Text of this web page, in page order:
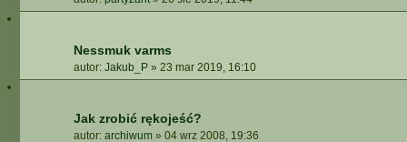
Nessmuk varms
autor: Jakub_P » 23 mar 2019, 16:10
Jak zrobić rękojeść?
autor: archiwum » 04 wrz 2008, 19:36